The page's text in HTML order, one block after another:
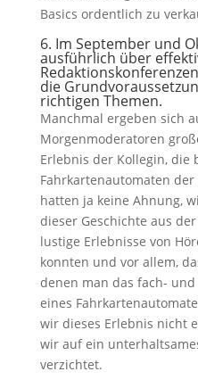
Basics ordentlich zu
6. Im September und
ausführlich über
die
richtigen Themen.
Manchmal ergeben sich
Morgenmoderatoren
Erlebnis der Kollegin, die
Fahrkartenautomaten
hatten ja keine Ahnung,
dieser Geschichte aus
lustige Erlebnisse von
konnten und vor allem,
denen man das fach-
eines
wir dieses Erlebnis nicht
wir auf ein
verzichtet.